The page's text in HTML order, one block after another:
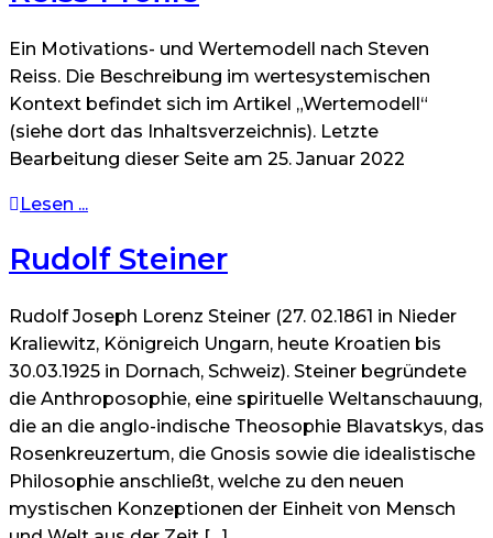
Ein Motivations- und Wertemodell nach Steven
Reiss. Die Beschreibung im wertesystemischen
Kontext befindet sich im Artikel „Wertemodell“
(siehe dort das Inhaltsverzeichnis). Letzte
Bearbeitung dieser Seite am 25. Januar 2022
Lesen ...
Rudolf Steiner
Rudolf Joseph Lorenz Steiner (27. 02.1861 in Nieder
Kraliewitz, Königreich Ungarn, heute Kroatien bis
30.03.1925 in Dornach, Schweiz). Steiner begründete
die Anthroposophie, eine spirituelle Weltanschauung,
die an die anglo-indische Theosophie Blavatskys, das
Rosenkreuzertum, die Gnosis sowie die idealistische
Philosophie anschließt, welche zu den neuen
mystischen Konzeptionen der Einheit von Mensch